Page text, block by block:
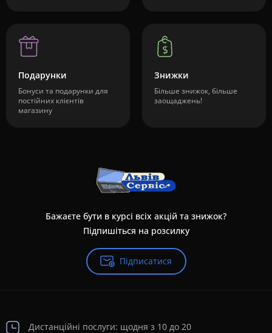
Подарунки
Бонуси та подарунки для
постійних клієнтів
магазину
Знижки
Більше знижок, більше
заощаджень!
Бажаєте бути в курсі всіх акцій та знижок?
Підпишіться на розсилку
Підписатися
Дистанційні послуги: щодня з 10 до 20